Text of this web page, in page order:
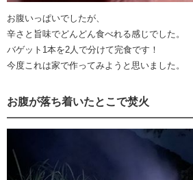
お腹いっぱいでしたが、
辛さと旨味でどんどん食べれる感じでした。
バゲット1本を2人で分けて完食です！
今度これは家で作ってみようと思いました。
お腹が落ち着いたとこで焚火